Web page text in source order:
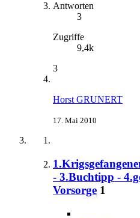
Antworten
3
Zugriffe
9,4k
3
Horst GRUNERT
17. Mai 2010
- 3.Buchtipp -
Vorsorge 1